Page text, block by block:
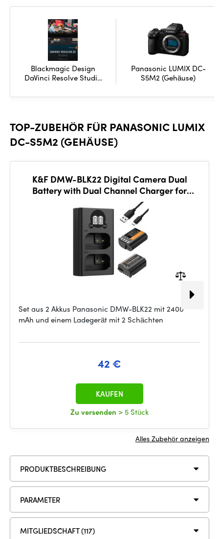
Blackmagic Design
DaVinci Resolve Studio
Panasonic LUMIX DC-
S5M2 (Gehäuse)
TOP-ZUBEHÖR FÜR PANASONIC LUMIX
DC-S5M2 (GEHÄUSE)
K&F DMW-BLK22 Digital Camera Dual
Battery with Dual Channel Charger for
Set aus 2 Akkus Panasonic DMW-BLK22 mit 2400
mAh und einem Ladegerät mit 2 Schächten
42 €
Zu versenden > 5 Stück
KAUFEN
Alles Zubehör anzeigen
PRODUKTBESCHREIBUNG
PARAMETER
MITGLIEDSCHAFT (117)